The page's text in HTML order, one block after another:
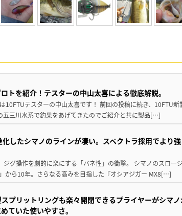
トを紹介！テスターの中山太喜による徹底解説。
10FTUテスターの中山太喜です！ 前回の投稿に続き、10FTU新
五三川水系で釣果をあげてきたのでご紹介と共に製品[…]
したシマノのラインが凄い。スペクトラ採用でより強
グ操作を劇的に楽にする「バネ性」の衝撃。 シマノのスロー
から10年。さらなる高みを目指した『オシアジガー MX8[…]
プリットリングも楽々開閉できるプライヤーがシマ
ていた使いやすさ。